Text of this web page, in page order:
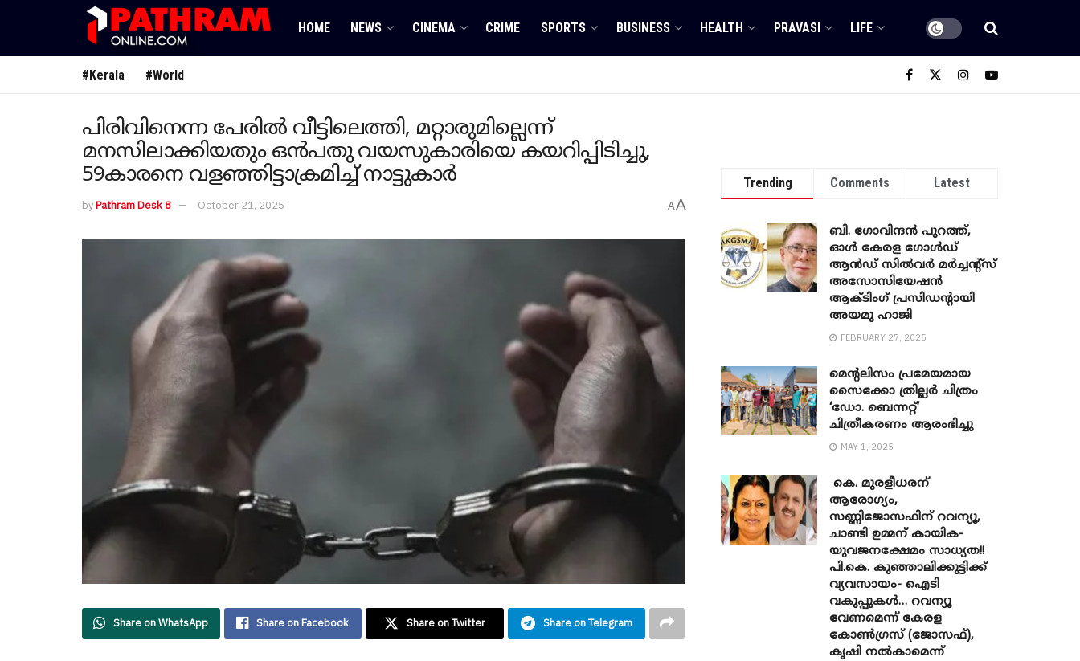
HOME NEWS CINEMA CRIME SPORTS BUSINESS HEALTH PRAVASI LIFE
#Kerala #World
പിരിവിനെന്ന പേരിൽ വീട്ടിലെത്തി, മറ്റാരുമില്ലെന്ന്
മനസിലാക്കിയതും ഒൻപതു വയസുകാരിയെ കയറിപ്പിടിച്ചു,
59കാരനെ വളഞ്ഞിട്ടാക്രമിച്ച് നാട്ടുകാർ
byPathram Desk 8 October 21, 2025 AA
Share on WhatsApp Share on Facebook Share on Twitter Share on Telegram
Trending Comments Latest
ബി. ​ഗോവിന്ദൻ പുറത്ത്,
ഓൾ കേരള ഗോൾഡ്
ആൻഡ് സിൽവർ മർച്ചന്റ്സ്
അസോസിയേഷൻ
ആക്ടിംഗ് പ്രസിഡന്റായി
അയമു ഹാജി
FEBRUARY 27, 2025
മെന്‍റലിസം പ്രമേയമായ
സൈക്കോ ത്രില്ലർ ചിത്രം
‘ഡോ. ബെന്നറ്റ്’
ചിത്രീകരണം ആരംഭിച്ചു
MAY 1, 2025
കെ. മുരളീധരന്
ആരോഗ്യം,
സണ്ണിജോസഫിന് റവന്യൂ,
ചാണ്ടി ഉമ്മന് കായിക-
യുവജനക്ഷേമം സാധ്യത!!
പി.കെ. കുഞ്ഞാലിക്കുട്ടിക്ക്
വ്യവസായം- ഐടി
വകുപ്പുകൾ… റവന്യൂ
വേണമെന്ന് കേരള
കോൺഗ്രസ് (ജോസഫ്),
കൃഷി നൽകാമെന്ന്